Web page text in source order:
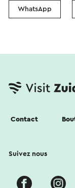
WhatsApp
Contact
Suivez nous